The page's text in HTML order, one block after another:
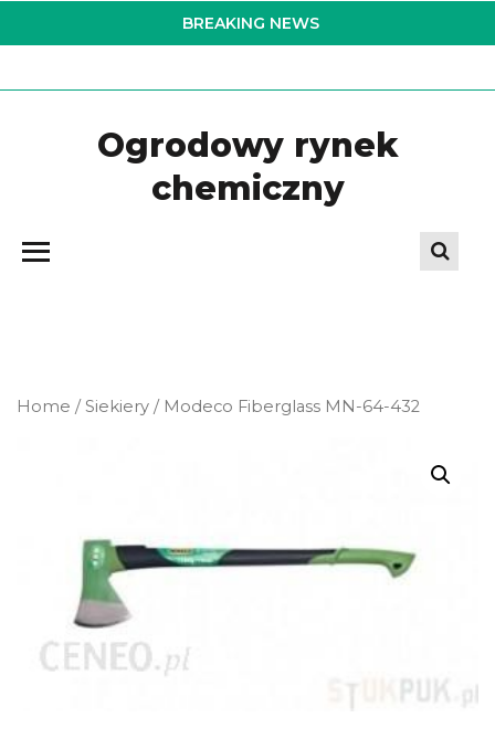
to
BREAKING NEWS
Ogrodowy rynek
chemiczny
Home /Siekiery / Modeco Fiberglass MN-64-432